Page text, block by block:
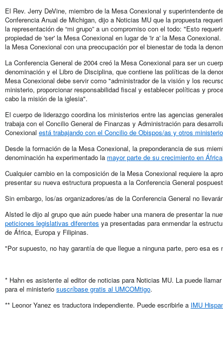
El Rev. Jerry DeVine, miembro de la Mesa Conexional y superintendente
Conferencia Anual de Michigan, dijo a Noticias MU que la propuesta
la representación de “mi grupo” a un compromiso con el todo: "Esto
propiedad de 'ser' la Mesa Conexional en lugar de 'ir a' la Mesa
la Mesa Conexional con una preocupación por el bienestar de toda la
La Conferencia General de 2004 creó la Mesa Conexional para ser un
denominación y el Libro de Disciplina, que contiene las políticas de la
Mesa Conexional debe servir como "administrador de la visión y los
ministerio, proporcionar responsabilidad fiscal y establecer políticas y
cabo la misión de la iglesia".
El cuerpo de liderazgo coordina los ministerios entre las agencias
trabaja con el Concilio General de Finanzas y Administración para
Conexional está trabajando con el Concilio de Obispos/as y otros
Desde la formación de la Mesa Conexional, la preponderancia de sus
denominación ha experimentado la mayor parte de su crecimiento en África
Cualquier cambio en la composición de la Mesa Conexional requiere la
presentar su nueva estructura propuesta a la Conferencia General
Sin embargo, los/as organizadores/as de la Conferencia General no
Alsted le dijo al grupo que aún puede haber una manera de presentar la
peticiones legislativas diferentes ya presentadas para enmendar la
de África, Europa y Filipinas.
"Por supuesto, no hay garantía de que llegue a ninguna parte, pero esa
* Hahn es asistente al editor de noticias para Noticias MU. La puede
para el ministerio suscríbase gratis al UMCOMtigo.
** Leonor Yanez es traductora independiente. Puede escribirle a IMU